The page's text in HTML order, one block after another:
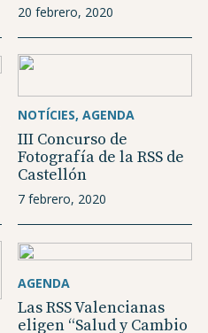
20 febrero, 2020
NOTÍCIES AGENDA
III Concurso de
Fotografía de la RSS de
Castellón
7 febrero, 2020
AGENDA
Las RSS Valencianas
eligen “Salud y Cambio